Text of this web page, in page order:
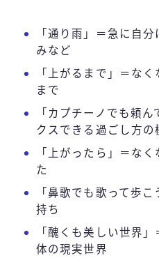
「通り雨」＝急に自
みなど
「上がるまで」＝な
まで
「カプチーノでも頼
クスできる過ごし方の
「上がったら」＝な
た
「鼻歌でも歌って歩
持ち
「醜くも美しい世界
体の現実世界